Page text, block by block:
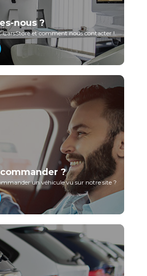
nous ?
CarsStore et comment nous contacter !.
?
un véhicule vu sur notre site ?